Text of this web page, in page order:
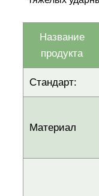
Название
продукта
Стандарт:
Материал